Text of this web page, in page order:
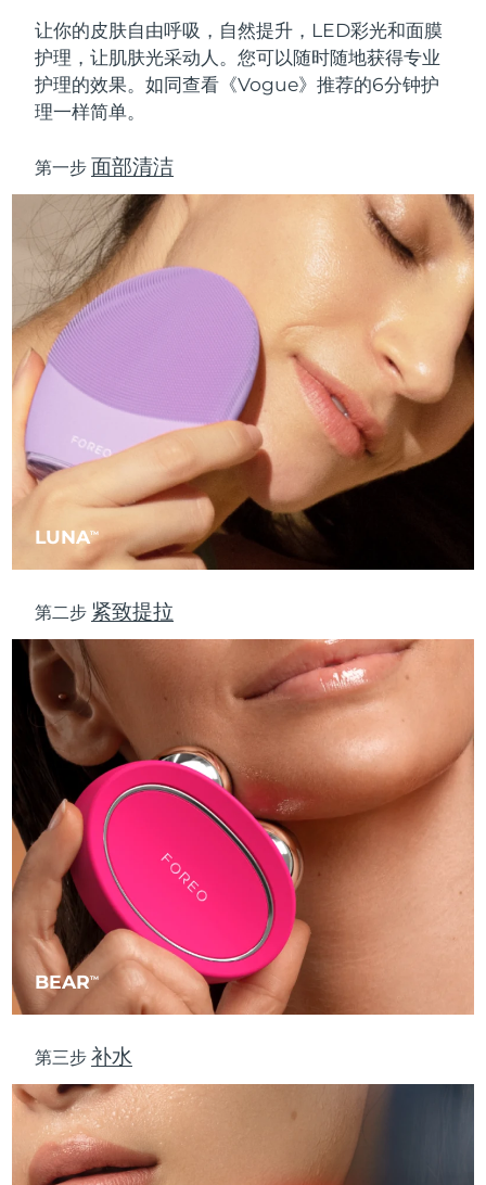
让你的皮肤自由呼吸，自然提升，LED彩光和面膜
护理，让肌肤光采动人。您可以随时随地获得专业
护理的效果。如同查看《Vogue》推荐的6分钟护
理一样简单。
LUNATM
第一步 面部清洁
BEARTM
第二步 紧致提拉
第三步补水
关于我们
拉脱维亚 预计送达日期09/08/2026
黎巴嫩 预计送达日期10/08/2026
卢森堡
中国澳门特别行政区 预计送达日期11/08/2026
马来西亚 预计送达日期
马耳他 预计送达日期 09/08/2026
墨西哥 预计送达日期13/08/2026
摩纳哥 预计送达日期10/08/2026
荷兰 预计送达日期
新西兰
阿曼 预计送达日期12/08/2026
菲律宾 预计送达日期 12/08/2026
波兰 预计送达日期 10/08/2026
葡萄牙 预计送达日期 09/08/2026
波多黎各 预计送达日期
卡塔尔 预计送达日期
留尼汪 预计送达日期
罗马尼亚 预计送达日期
俄罗斯
沙特阿拉伯 预计送达日期
新加坡 预计送达日期